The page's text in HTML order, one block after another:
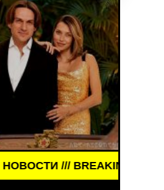
NEWS /// НОВОСТИ